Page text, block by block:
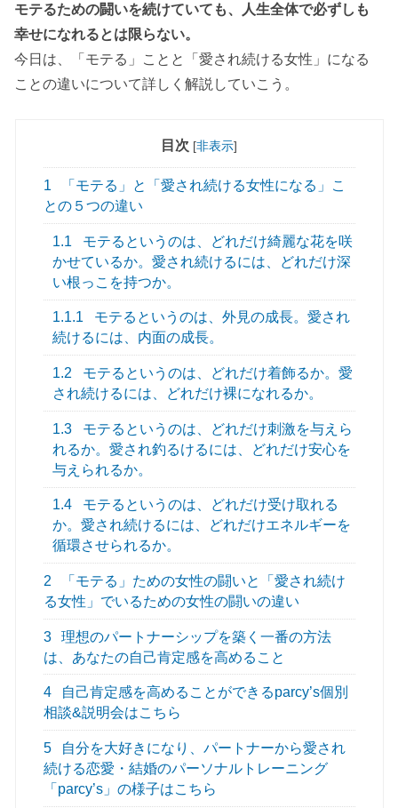
モテるための闘いを続けていても、人生全体で必ずしも
幸せになれるとは限らない。
今日は、「モテる」ことと「愛され続ける女性」になる
ことの違いについて詳しく解説していこう。
目次 [非表示]
1
「モテる」と「愛され続ける女性になる」こ
との５つの違い
1.1
モテるというのは、どれだけ綺麗な花を咲
かせているか。愛され続けるには、どれだけ深
い根っこを持つか。
1.1.1
モテるというのは、外見の成長。愛され
続けるには、内面の成長。
1.2
モテるというのは、どれだけ着飾るか。愛
され続けるには、どれだけ裸になれるか。
1.3
モテるというのは、どれだけ刺激を与えら
れるか。愛され釣るけるには、どれだけ安心を
与えられるか。
1.4
モテるというのは、どれだけ受け取れる
か。愛され続けるには、どれだけエネルギーを
循環させられるか。
2
「モテる」ための女性の闘いと「愛され続け
る女性」でいるための女性の闘いの違い
3
理想のパートナーシップを築く一番の方法
は、あなたの自己肯定感を高めること
4
自己肯定感を高めることができるparcy’s個別
相談&説明会はこちら
5
自分を大好きになり、パートナーから愛され
続ける恋愛・結婚のパーソナルトレーニング
「parcy’s」の様子はこちら